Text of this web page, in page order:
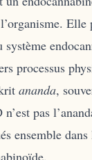
Elle
processus
ananda,
pas
ensemble